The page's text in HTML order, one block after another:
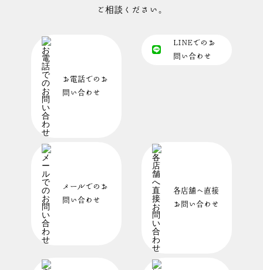
ご相談ください。
お電話でのお
問い合わせ
LINEでのお
問い合わせ
メールでのお
問い合わせ
各店舗へ直接
お問い合わせ